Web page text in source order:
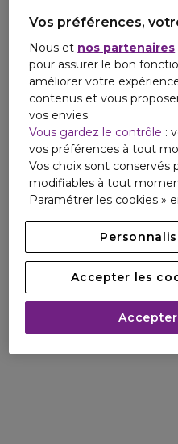
Vos préférences,
Nous et nos partenaires
pour assurer le bon
améliorer votre
contenus et vous
vos envies.
Vous gardez le contrôle :
vos préférences à tout
Vos choix sont conservés
modifiables à tout
Paramétrer les cookies »
Accepter les